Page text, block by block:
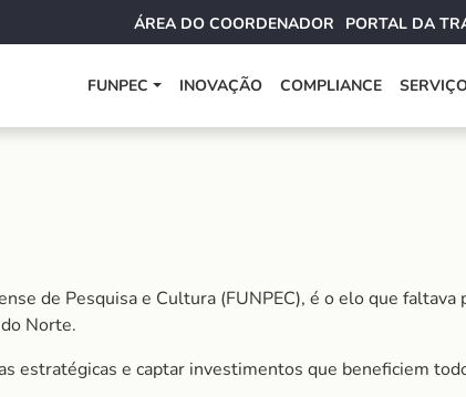
ÁREA DO COORDENADOR PORTAL DA
FUNPEC INOVAÇÃO COMPLIANCE
de Pesquisa e Cultura (FUNPEC), é o elo que faltava
Norte.
estratégicas e captar investimentos que beneficiem